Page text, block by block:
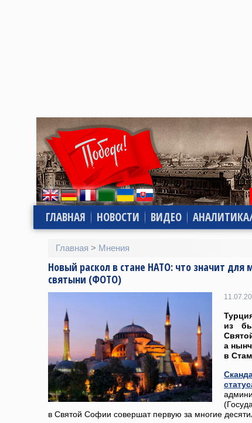
ГЛАВНАЯ НОВОСТИ ВИДЕО
Главная > Мнения
Новый раскол в стане НАТО: что значит для
святыни (ФОТО)
из
а
в
в Святой Софии совершат первую за многие